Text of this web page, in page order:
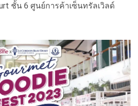
ชั้น 6 ศูนย์การค้าเซ็นทรัลเวิลด์